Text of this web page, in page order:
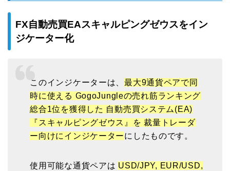
FX自動売買EAスキャルピングゼウスをイン
ジケーター化
このインジケーターは、最大9通貨ペアで同
時に使える GogoJungleの売れ筋ランキング
総合1位を獲得した 自動売買システム(EA)
『スキャルピングゼウス』を 裁量トレーダ
ー向けにインジケーターにしたものです。
使用可能な通貨ペアは USD/JPY, EUR/USD,